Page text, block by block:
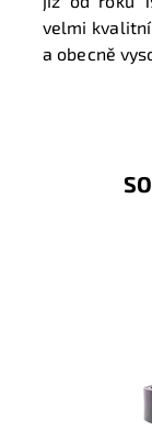
velmi
a obecně